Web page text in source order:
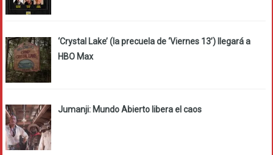
‘Crystal Lake’ (la precuela de ‘Viernes 13’) llegará a
HBO Max
Jumanji: Mundo Abierto libera el caos